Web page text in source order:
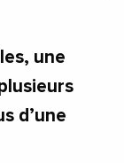
une
d’une